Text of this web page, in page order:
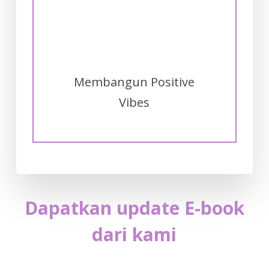
Membangun Positive
Vibes
Dapatkan update E-book
dari kami